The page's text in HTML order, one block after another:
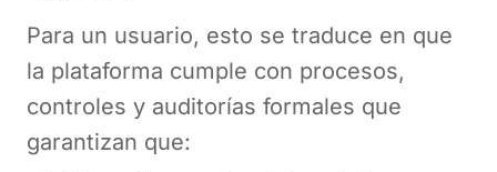
Para un usuario, esto se traduce en que
la plataforma cumple con procesos,
controles y auditorías formales que
garantizan que: